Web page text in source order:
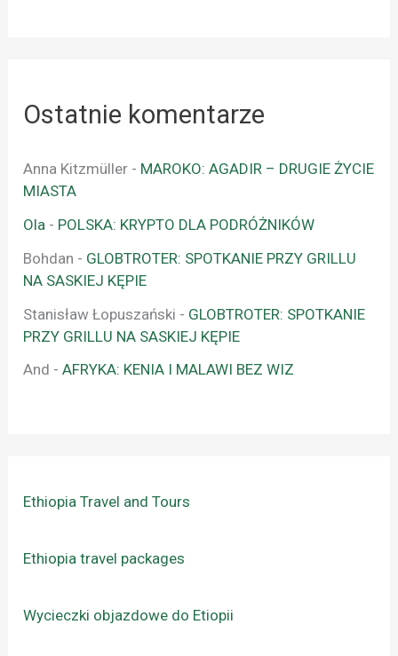
Ostatnie komentarze
Anna Kitzmüller - MAROKO: AGADIR – DRUGIE ŻYCIE
MIASTA
Ola - POLSKA: KRYPTO DLA PODRÓŻNIKÓW
Bohdan - GLOBTROTER: SPOTKANIE PRZY GRILLU
NA SASKIEJ KĘPIE
Stanisław Łopuszański - GLOBTROTER: SPOTKANIE
PRZY GRILLU NA SASKIEJ KĘPIE
And -AFRYKA: KENIA I MALAWI BEZ WIZ
Ethiopia Travel and Tours
Ethiopia travel packages
Wycieczki objazdowe do Etiopii